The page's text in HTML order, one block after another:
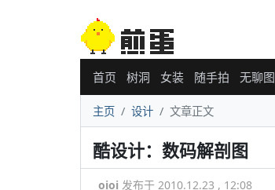
首页 树洞 女装 随手拍 无聊图
主页 设计 文章正文
酷设计：数码解剖图
oioi 发布于 2010.12.23 , 12:08